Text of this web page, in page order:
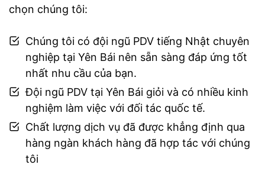
chọn chúng tôi:
Chúng tôi có đội ngũ PDV tiếng Nhật chuyên
nghiệp tại Yên Bái nên sẵn sàng đáp ứng tốt
nhất nhu cầu của bạn.
Đội ngũ PDV tại Yên Bái giỏi và có nhiều kinh
nghiệm làm việc với đối tác quốc tế.
Chất lượng dịch vụ đã được khẳng định qua
hàng ngàn khách hàng đã hợp tác với chúng
tôi